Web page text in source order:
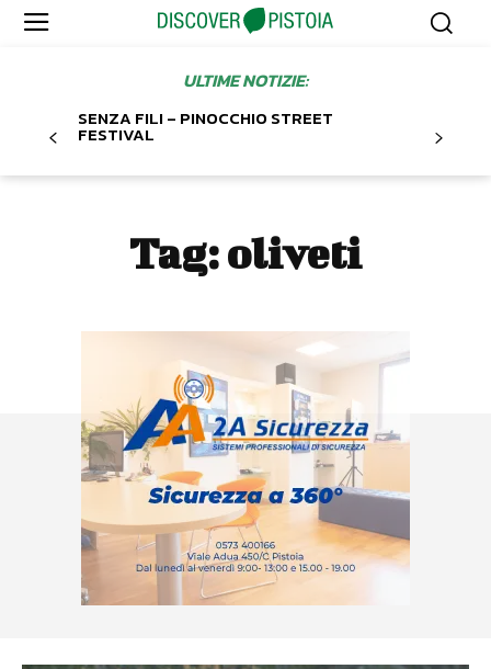
ULTIME NOTIZIE:
SENZA FILI – PINOCCHIO STREET
FESTIVAL
Tag:oliveti